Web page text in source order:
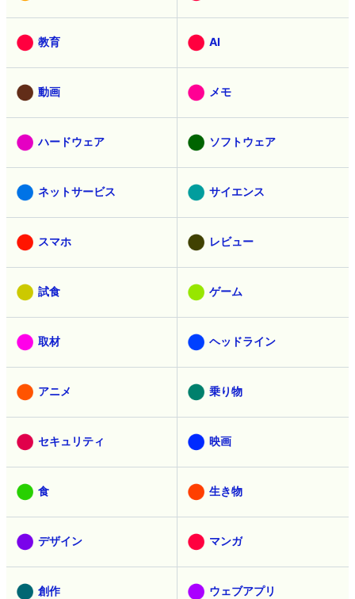
教育 AI
動画 メモ
ハードウェア ソフトウェア
ネットサービス サイエンス
スマホ レビュー
試食 ゲーム
取材 ヘッドライン
アニメ 乗り物
セキュリティ 映画
食 生き物
デザイン マンガ
創作 ウェブアプリ